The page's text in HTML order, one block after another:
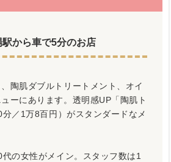
駅から車で5分のお店
陶肌ダブルトリートメント、オイ
ーにあります。透明感UP「陶肌ト
／1万8百円）がスタンダードなメ
の女性がメイン。スタッフ数は1